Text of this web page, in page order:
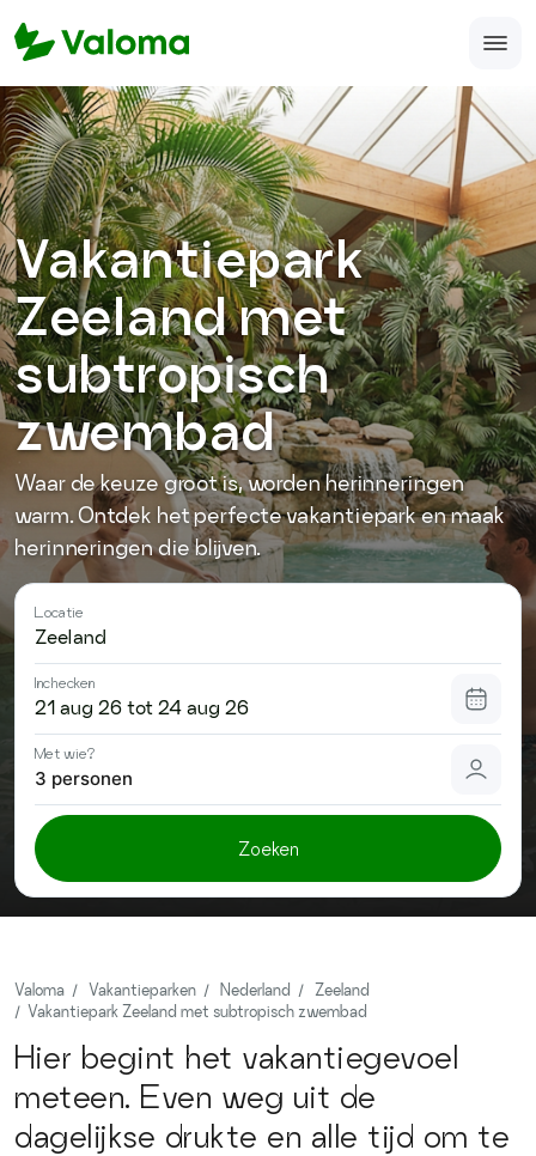
Home
Veelgestelde vragen
Over ons
Accomodatie aanmelden
support@valoma.com
050-123-987-12
Contact
Vakantiepark
Zeeland met
subtropisch
zwembad
Waar de keuze groot is, worden herinneringen
warm. Ontdek het perfecte vakantiepark en maak
herinneringen die blijven.
Locatie
Inchecken
Met wie?
3 personen
Zoeken
Valoma Vakantieparken Nederland
Zeeland
Vakantiepark Zeeland met subtropisch zwembad
Hier begint het vakantiegevoel
meteen. Even weg uit de
dagelijkse drukte en alle tijd om te